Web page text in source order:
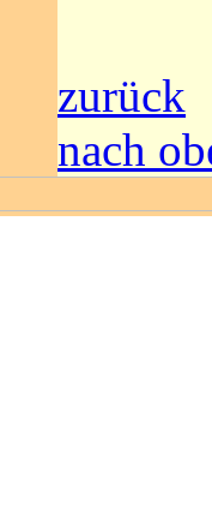
zurück
nach